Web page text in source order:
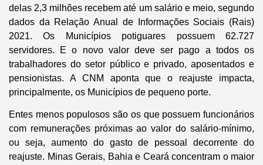
delas 2,3 milhões recebem até um salário e meio, segundo
dados da Relação Anual de Informações Sociais (Rais)
2021. Os Municípios potiguares possuem 62.727
servidores. E o novo valor deve ser pago a todos os
trabalhadores do setor público e privado, aposentados e
pensionistas. A CNM aponta que o reajuste impacta,
principalmente, os Municípios de pequeno porte.
Entes menos populosos são os que possuem funcionários
com remunerações próximas ao valor do salário-mínimo,
ou seja, aumento do gasto de pessoal decorrente do
reajuste. Minas Gerais, Bahia e Ceará concentram o maior